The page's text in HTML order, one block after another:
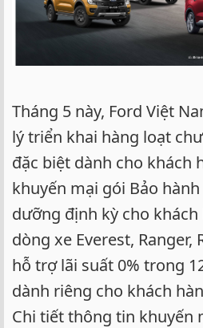
Tháng 5 này, Ford Việt
lý triển khai hàng loạt
đặc biệt dành cho khách
khuyến mại gói Bảo
dưỡng định kỳ cho khách
dòng xe Everest, Ranger,
hỗ trợ lãi suất 0% trong
dành riêng cho khách
Chi tiết thông tin khuyến